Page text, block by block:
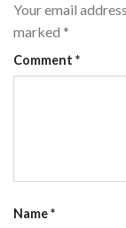
Your email
marked *
Comment *
Name*